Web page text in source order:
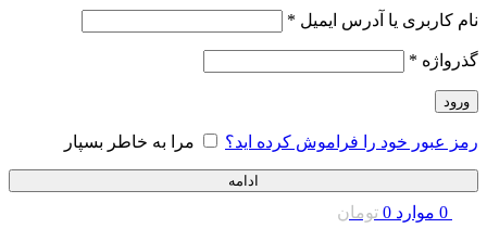
نام کاربری یا آدرس ایمیل *
گذرواژه *
ورود
رمز عبور خود را فراموش کرده اید؟ مرا به خاطر بسپار
ادامه
0 موارد 0 تومان